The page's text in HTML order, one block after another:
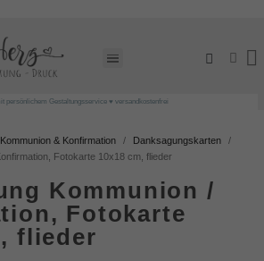
persönlichem Gestaltungsservice ♥ versandkostenfrei
Kommunion & Konfirmation
Danksagungskarten
Fotokarte 10x18 cm, flieder
Kommunion /
Fotokarte
flieder